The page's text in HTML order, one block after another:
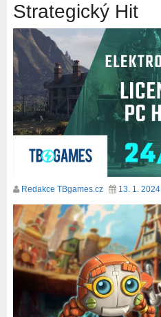
Strategický Hit
Redakce TBgames.cz 13. 1. 2024